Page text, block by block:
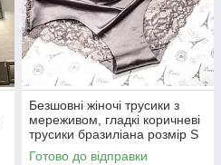
Безшовні жіночі трусики з
мереживом, гладкі коричневі
трусики бразиліана розмір S
Готово до відправки